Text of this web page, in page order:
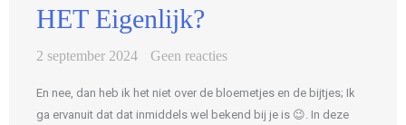
HET Eigenlijk?
2 september 2024 Geen reacties
En nee, dan heb ik het niet over de bloemetjes en de bijtjes; Ik
ga ervanuit dat dat inmiddels wel bekend bij je is 😉. In deze